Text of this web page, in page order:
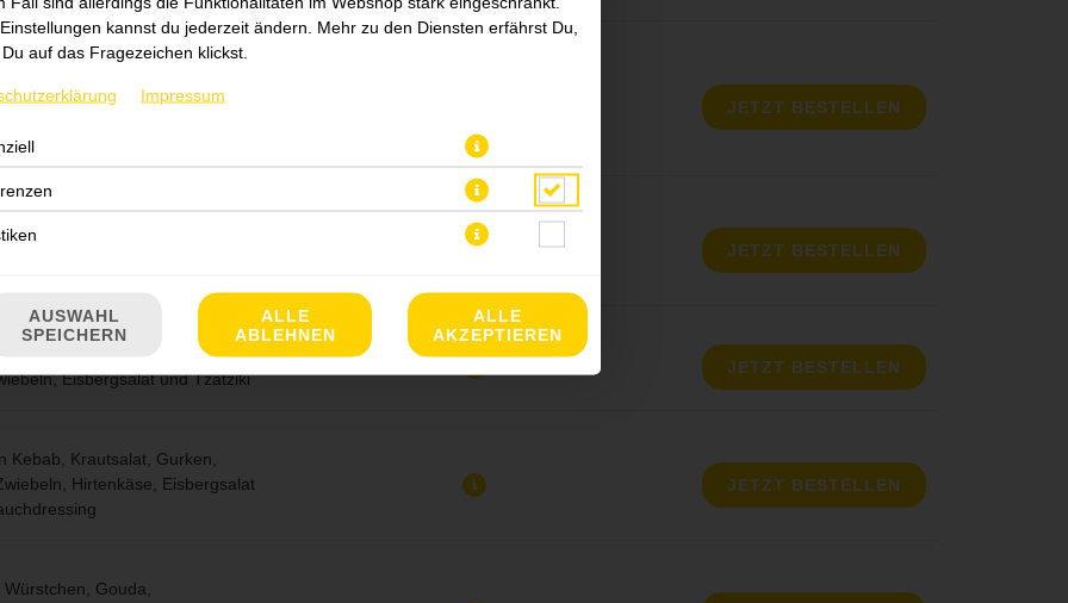
Chester-Käse,
Tomaten, Zwiebeln,
Hausdressing und
JETZT BESTELLEN
mit Mais, Gouda, Gurken,
Hausdressing und
JETZT BESTELLEN
Krautsalat, Tomaten,
Eisbergsalat und Tzatziki
JETZT BESTELLEN
Kebab, Krautsalat, Gurken,
Hirtenkäse, Eisbergsalat
JETZT BESTELLEN
Gouda,
kannst du jederzeit ändern. Mehr zu den Diensten erfährst Du,
auf das Fragezeichen klickst.
Impressum
AUSWAHL
SPEICHERN
ALLE
ABLEHNEN
ALLE
AKZEPTIEREN